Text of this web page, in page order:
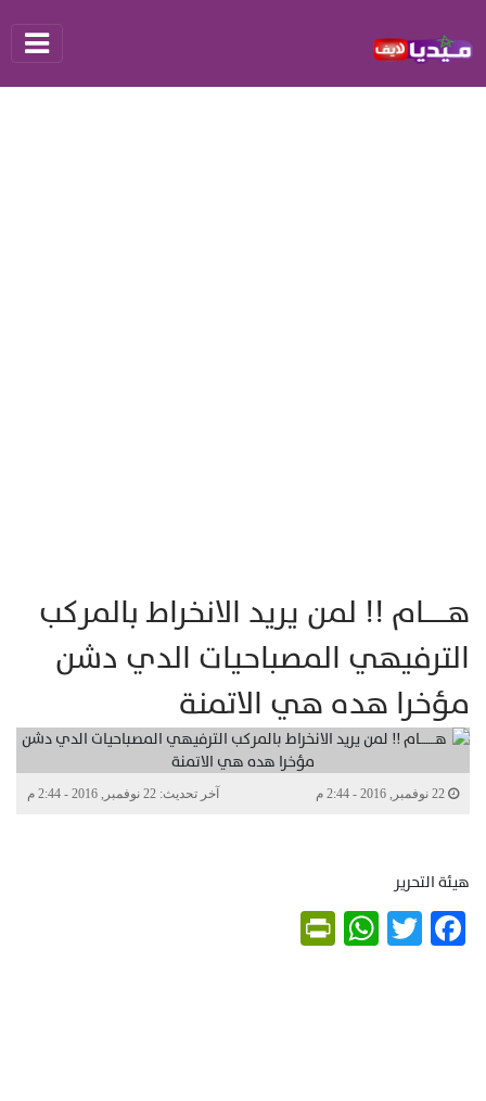
هـــــــام !! لمن يريد الانخراط بالمركب
الترفيهي المصباحيات الدي دشن
مؤخرا هده هي الاتمنة
آخر تحديث: 22 نوفمبر, 2016 - 2:44 م
هيئة التحرير
Facebook
Twitter
WhatsApp